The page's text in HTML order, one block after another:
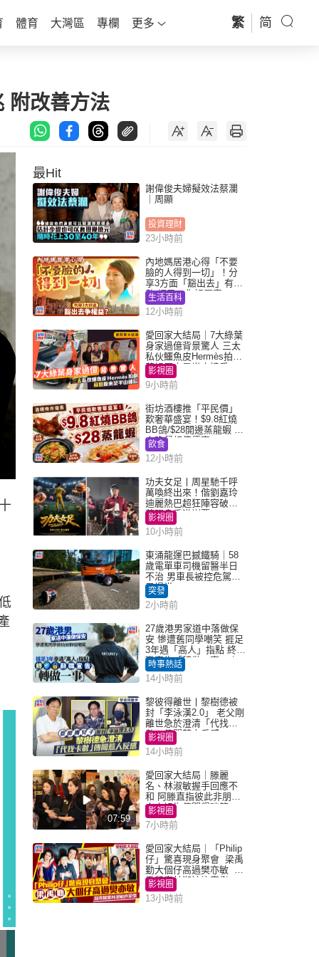
體育 大灣區 專欄 更多 繁 简
附改善方法
最Hit
謝偉俊夫婦擬效法蔡瀾
｜周顯
投資理財
23小時前
內地媽居港心得「不要
臉的人得到一切」！分
享3方面「豁出去」有著
數 網民：你好厲害
生活百科
12小時前
愛回家大結局｜7大綠葉
身家過億背景驚人 三太
私伙鱷魚皮Hermès拍劇
蘇姐原來是半山樓后
影視圈
9小時前
街坊酒樓推「平民價」
歎奢華盛宴！$9.8紅燒
BB鴿/$28開邊蒸龍蝦 3
大晚餐超值優惠
飲食
12小時前
功夫女足丨周星馳千呼
萬喚終出來！偕劉嘉玲
迪麗熱巴超狂陣容破天
荒現身香港謝票
影視圈
10小時前
東涌龍運巴撼鐵騎｜58
歲電單車司機留醫半日
不治 男車長被控危駕今
早提堂
突發
2小時前
27歲港男家道中落做保
安 慘遭舊同學嘲笑 捱足
3年遇「高人」指點 終辭
職宣告「轉做一事」｜
Juicy叮
時事熱話
14小時前
黎彼得離世丨黎樹德被
封「李泳漢2.0」 老父剛
離世急於澄清「代找卡
數」傳聞惹人反感
影視圈
14小時前
07:59
愛回家大結局｜滕麗
名、林淑敏握手回應不
和 阿滕直指彼此非朋友
大小姐指傳聞得啖笑
影視圈
7小時前
愛回家大結局｜「Philip
仔」驚喜現身聚會 梁禹
勤大個仔高過樊亦敏 超
乖黐實林淑敏許家傑
影視圈
13小時前